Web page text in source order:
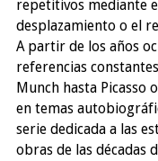
repetitivos mediante
desplazamiento o el
A partir de los años
referencias
Munch hasta Picasso
en temas
serie dedicada a las
obras de las décadas